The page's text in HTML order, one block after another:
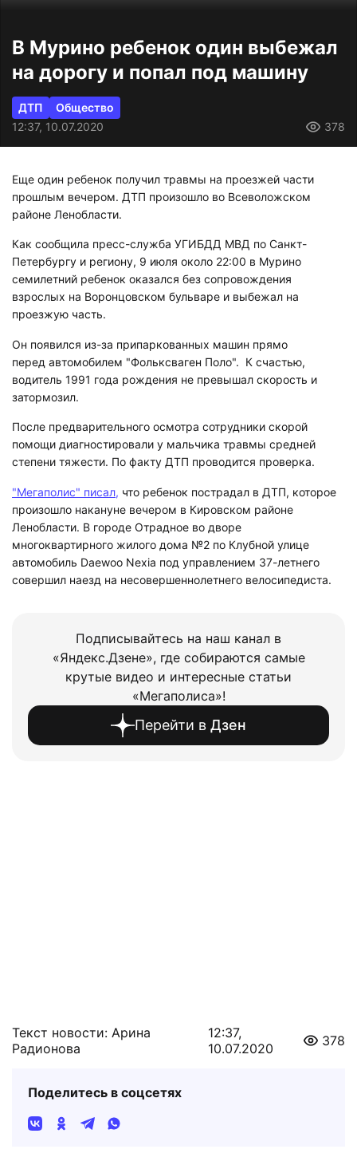
В Мурино ребенок один выбежал
на дорогу и попал под машину
ДТП
Общество
12:37, 10.07.2020
378
Еще один ребенок получил травмы на проезжей части
прошлым вечером. ДТП произошло во Всеволожском
районе Ленобласти.
Как сообщила пресс-служба УГИБДД МВД по Санкт-
Петербургу и региону, 9 июля около 22:00 в Мурино
семилетний ребенок оказался без сопровождения
взрослых на Воронцовском бульваре и выбежал на
проезжую часть.
Он появился из-за припаркованных машин прямо
перед автомобилем "Фольксваген Поло". К счастью,
водитель 1991 года рождения не превышал скорость и
затормозил.
После предварительного осмотра сотрудники скорой
помощи диагностировали у мальчика травмы средней
степени тяжести. По факту ДТП проводится проверка.
"Мегаполис" писал, что ребенок пострадал в ДТП, которое
произошло накануне вечером в Кировском районе
Ленобласти. В городе Отрадное во дворе
многоквартирного жилого дома №2 по Клубной улице
автомобиль Daewoo Nexia под управлением 37-летнего
совершил наезд на несовершеннолетнего велосипедиста.
Подписывайтесь на наш канал в
«Яндекс.Дзене», где собираются самые
крутые видео и интересные статьи
«Мегаполиса»!
Перейти в Дзен
Текст новости: Арина
Радионова
12:37,
10.07.2020
378
Поделитесь в соцсетях